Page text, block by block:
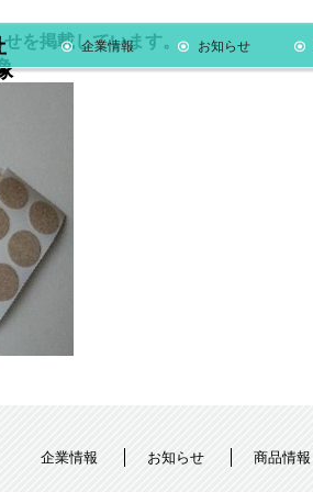
企業情報 お知らせ
を掲載しています。
企業情報 お知らせ 商品情報